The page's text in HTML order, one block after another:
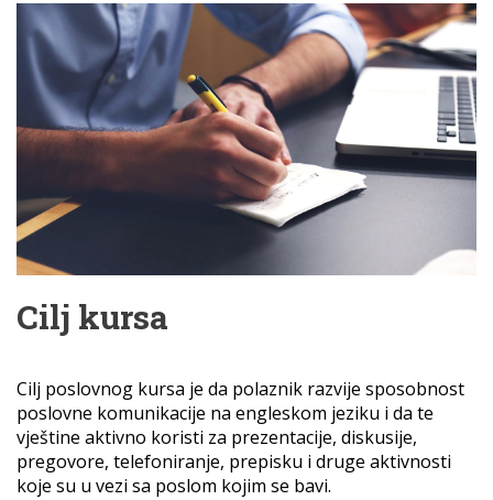
Cilj kursa
Cilj poslovnog kursa je da polaznik razvije sposobnost
poslovne komunikacije na engleskom jeziku i da te
vještine aktivno koristi za prezentacije, diskusije,
pregovore, telefoniranje, prepisku i druge aktivnosti
koje su u vezi sa poslom kojim se bavi.